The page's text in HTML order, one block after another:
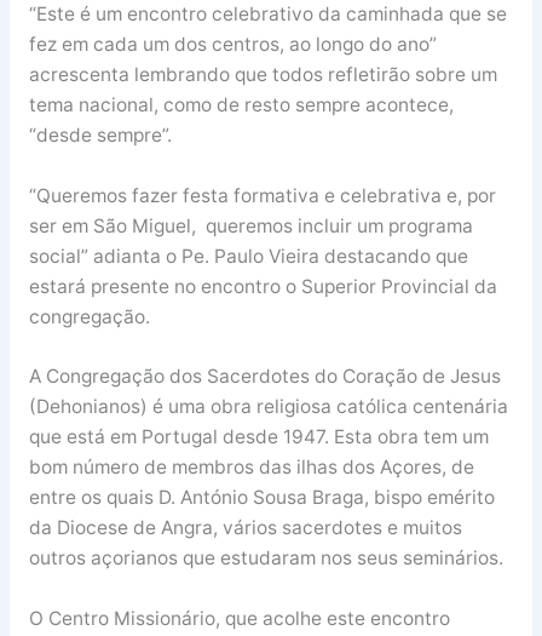
“Este é um encontro celebrativo da caminhada que se
fez em cada um dos centros, ao longo do ano”
acrescenta lembrando que todos refletirão sobre um
tema nacional, como de resto sempre acontece,
“desde sempre”.
“Queremos fazer festa formativa e celebrativa e, por
ser em São Miguel, queremos incluir um programa
social” adianta o Pe. Paulo Vieira destacando que
estará presente no encontro o Superior Provincial da
congregação.
A Congregação dos Sacerdotes do Coração de Jesus
(Dehonianos) é uma obra religiosa católica centenária
que está em Portugal desde 1947. Esta obra tem um
bom número de membros das ilhas dos Açores, de
entre os quais D. António Sousa Braga, bispo emérito
da Diocese de Angra, vários sacerdotes e muitos
outros açorianos que estudaram nos seus seminários.
O Centro Missionário, que acolhe este encontro